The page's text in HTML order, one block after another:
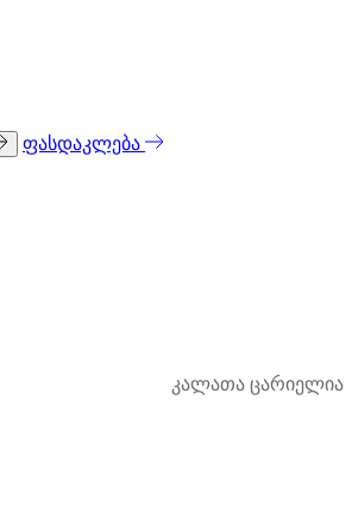
ფასდაკლება
კალათა ცარიელია